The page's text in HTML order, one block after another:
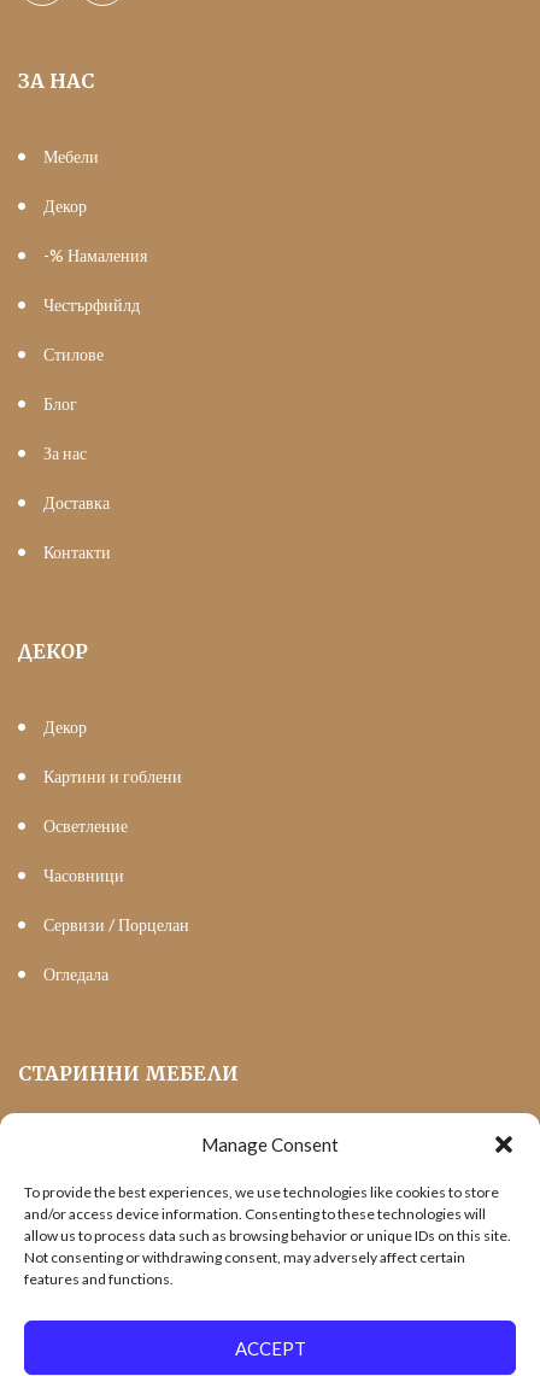
Manage Consent
To provide the best experiences, we use technologies like cookies to store
and/or access device information. Consenting to these technologies will
allow us to process data such as browsing behavior or unique IDs on this site.
Not consenting or withdrawing consent, may adversely affect certain
features and functions.
ACCEPT
ЗА НАС
Мебели
Декор
-% Намаления
Честърфийлд
Стилове
Блог
За нас
Доставка
Контакти
ДЕКОР
Декор
Картини и гоблени
Осветление
Часовници
Сервизи / Порцелан
Огледала
СТАРИННИ МЕБЕЛИ
Трапезни маси и столове
Шкафове и витрини